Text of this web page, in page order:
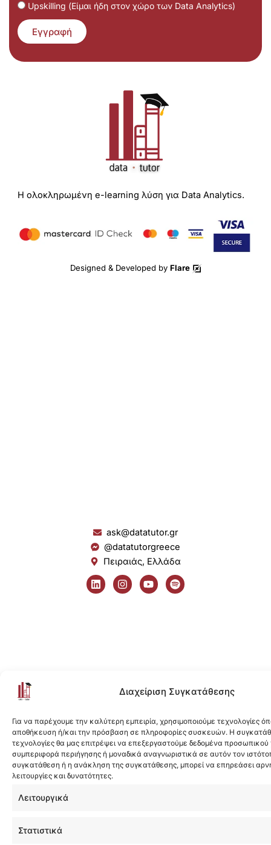
Διαχείριση Συγκατάθεσης
Για να παρέχουμε την καλύτερη εμπειρία, χρησιμοποιούμε τεχνολογίες
αποθήκευση ή/και την πρόσβαση σε πληροφορίες συσκευών. Η
τεχνολογίες θα μας επιτρέψει να επεξεργαστούμε δεδομένα
συμπεριφορά περιήγησης ή μοναδικά αναγνωριστικά σε αυτόν τον
συγκατάθεση ή η ανάκληση της συγκατάθεσης, μπορεί να επηρεάσει
λειτουργίες και δυνατότητες.
Λειτουργικά
Στατιστικά
Upskilling (Είμαι ήδη στον χώρο των Data Analytics)
Εγγραφή
Η ολοκληρωμένη e-learning λύση για Data Analytics.
Designed & Developed by Flare
ask@datatutor.gr
@datatutorgreece
Πειραιάς, Ελλάδα
L
i
n
I
n
s
Y
o
u
S
p
o